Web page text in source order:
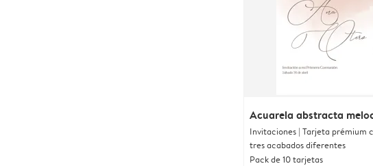
Acuarela abstracta
Invitaciones | Tarjeta prémium
tres acabados diferentes
Pack de 10 tarjetas